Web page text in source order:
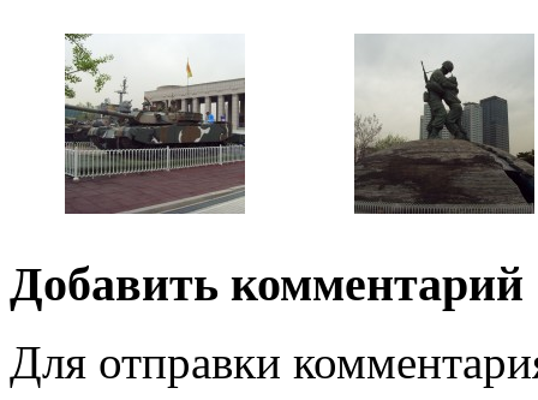
Добавить комментарий
Для отправки